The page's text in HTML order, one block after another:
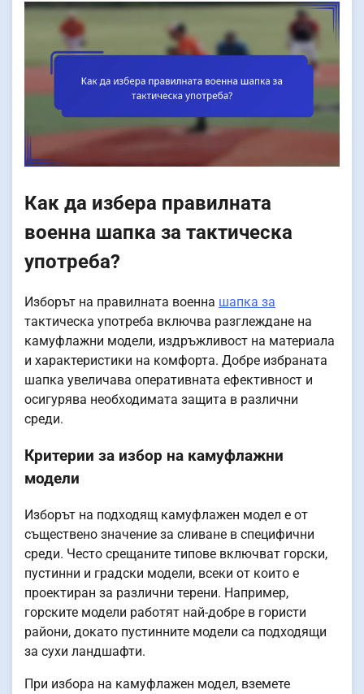
Как да избера правилната
военна шапка за тактическа
употреба?
Изборът на правилната военна шапка за
тактическа употреба включва разглеждане на
камуфлажни модели, издръжливост на материала
и характеристики на комфорта. Добре избраната
шапка увеличава оперативната ефективност и
осигурява необходимата защита в различни
среди.
Критерии за избор на камуфлажни
модели
Изборът на подходящ камуфлажен модел е от
съществено значение за сливане в специфични
среди. Често срещаните типове включват горски,
пустинни и градски модели, всеки от които е
проектиран за различни терени. Например,
горските модели работят най-добре в гористи
райони, докато пустинните модели са подходящи
за сухи ландшафти.
При избора на камуфлажен модел, вземете